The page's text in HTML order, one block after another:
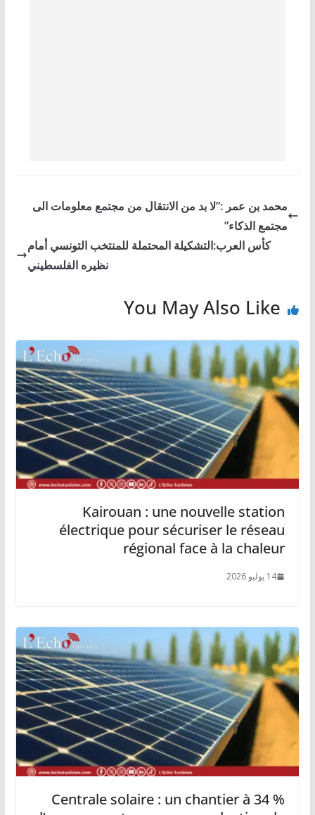
محمد بن عمر :”لا بد من الانتقال من مجتمع معلومات الى
مجتمع الذكاء”
كأس العرب:التشكيلة المحتملة للمنتخب التونسي أمام
نظيره الفلسطيني
You May Also Like
Kairouan : une nouvelle station
électrique pour sécuriser le réseau
régional face à la chaleur
14 يوليو 2026
Centrale solaire : un chantier à 34 %